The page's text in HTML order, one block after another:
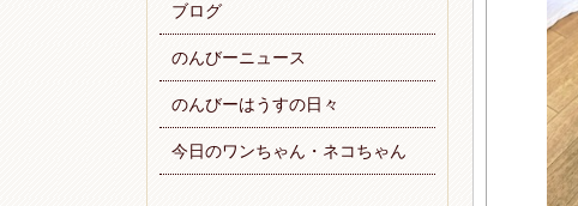
ブログ
のんびーニュース
のんびーはうすの日々
今日のワンちゃん・ネコちゃん